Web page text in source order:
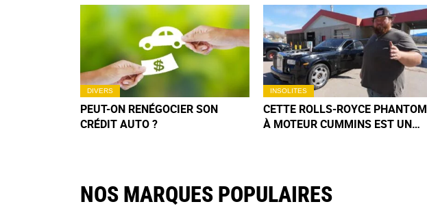
DIVERS
PEUT-ON RENÉGOCIER SON
CRÉDIT AUTO ?
INSOLITES
CETTE ROLLS-ROYCE PHANTOM
À MOTEUR CUMMINS EST UN
NOS MARQUES POPULAIRES